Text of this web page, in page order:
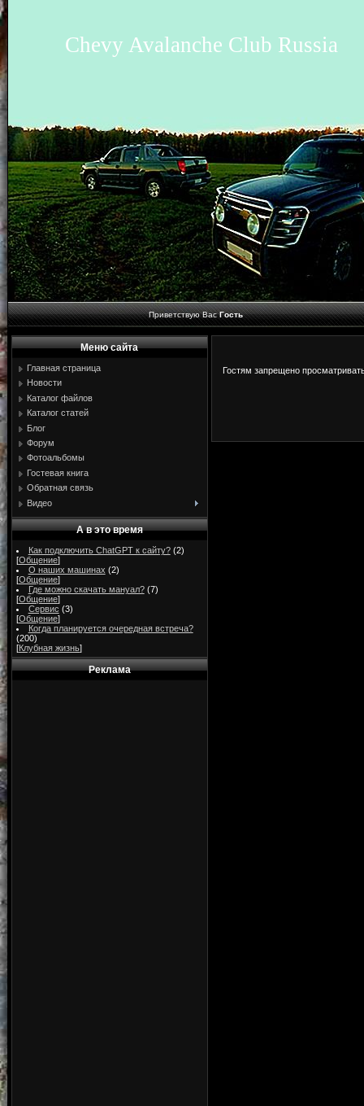
Chevy Avalanche Club Russia
Приветствую Вас Гость
Меню сайта
Главная страница
Новости
Каталог файлов
Каталог статей
Блог
Форум
Фотоальбомы
Гостевая книга
Обратная связь
Видео
А в это время
Как подключить ChatGPT к сайту? (2)
[Общение]
О наших машинах (2)
[Общение]
Где можно скачать мануал? (7)
[Общение]
Сервис (3)
[Общение]
Когда планируется очередная встреча?
(200)
[Клубная жизнь]
Реклама
Гостям запрещено